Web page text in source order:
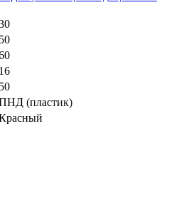
50
16
50
(пластик)